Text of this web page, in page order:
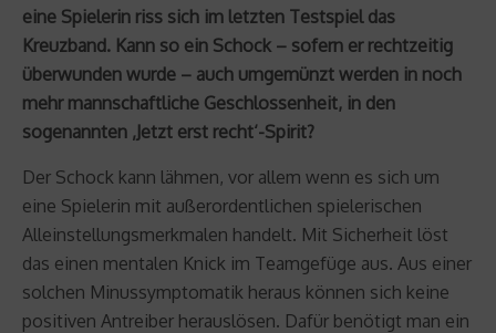
eine Spielerin riss sich im letzten Testspiel das
Kreuzband. Kann so ein Schock – sofern er rechtzeitig
überwunden wurde – auch umgemünzt werden in noch
mehr mannschaftliche Geschlossenheit, in den
sogenannten ‚Jetzt erst recht‘-Spirit?
Der Schock kann lähmen, vor allem wenn es sich um
eine Spielerin mit außerordentlichen spielerischen
Alleinstellungsmerkmalen handelt. Mit Sicherheit löst
das einen mentalen Knick im Teamgefüge aus. Aus einer
solchen Minussymptomatik heraus können sich keine
positiven Antreiber herauslösen. Dafür benötigt man ein